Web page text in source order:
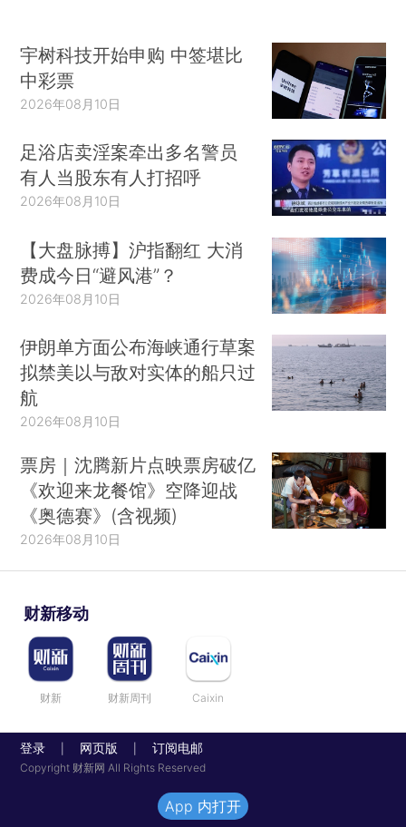
宇树科技开始申购 中签堪比
中彩票
2026年08月10日
足浴店卖淫案牵出多名警员
有人当股东有人打招呼
2026年08月10日
【大盘脉搏】沪指翻红 大消
费成今日“避风港”？
2026年08月10日
伊朗单方面公布海峡通行草案
拟禁美以与敌对实体的船只过
航
2026年08月10日
票房｜沈腾新片点映票房破亿
《欢迎来龙餐馆》空降迎战
《奥德赛》(含视频)
2026年08月10日
财新移动
财新 财新周刊 Caixin
登录 网页版 订阅电邮
Copyright 财新网 All Rights Reserved
App 内打开